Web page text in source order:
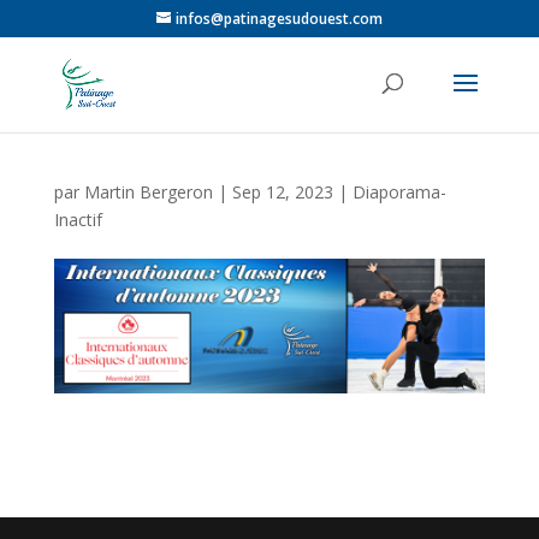
infos@patinagesudouest.com
par Martin Bergeron | Sep 12, 2023 | Diaporama-
Inactif